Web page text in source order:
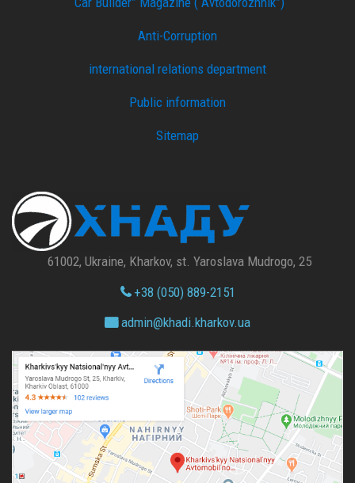
Anti-Corruption
international relations department
Public information
Sitemap
61002, Ukraine, Kharkov, st. Yaroslava Mudrogo, 25
+38 (050) 889-2151
admin@khadi.kharkov.ua